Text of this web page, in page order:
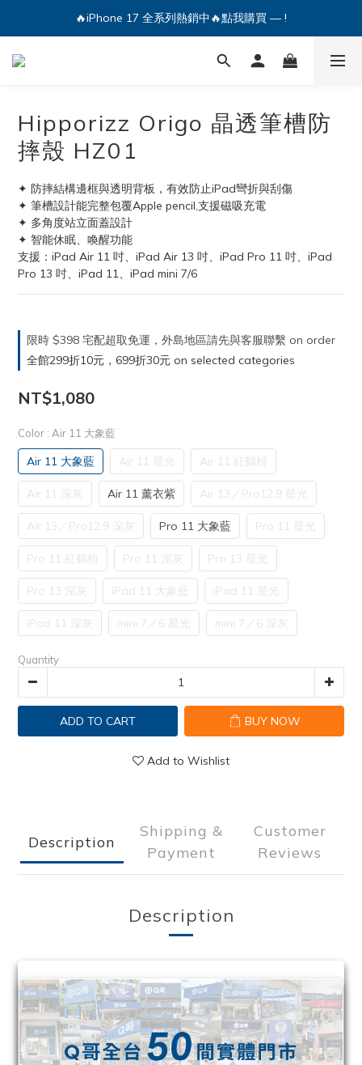
🔥iPhone 17 全系列熱銷中🔥點我購買 — !
💕加入Q哥 Line 新好友領優惠券！🎫
🔥iPhone 17 全系列熱銷中🔥點我購買 — !
Hipporizz Origo 晶透筆槽防
摔殼 HZ01
✦ 防摔結構邊框與透明背板，有效防止iPad彎折與刮傷
✦ 筆槽設計能完整包覆Apple pencil,支援磁吸充電
✦ 多角度站立面蓋設計
✦ 智能休眠、喚醒功能
支援：iPad Air 11 吋、iPad Air 13 吋、iPad Pro 11 吋、iPad
Pro 13 吋、iPad 11、iPad mini 7/6
限時 $398 宅配超取免運，外島地區請先與客服聯繫 on order
全館299折10元，699折30元 on selected categories
NT$1,080
Color : Air 11 大象藍
Air 11 大象藍 Air 11 星光 Air 11 紅鶴粉
Air 11 深灰 Air 11 薰衣紫 Air 13／Pro12.9 星光
Air 13／Pro12.9 深灰 Pro 11 大象藍 Pro 11 星光
Pro 11 紅鶴粉 Pro 11 深灰 Pro 13 星光
Pro 13 深灰 iPad 11 大象藍 iPad 11 星光
iPad 11 深灰 mini 7／6 星光 mini 7／6 深灰
Quantity
ADD TO CART BUY NOW
Add to Wishlist
Description
Shipping &
Payment
Customer
Reviews
Description